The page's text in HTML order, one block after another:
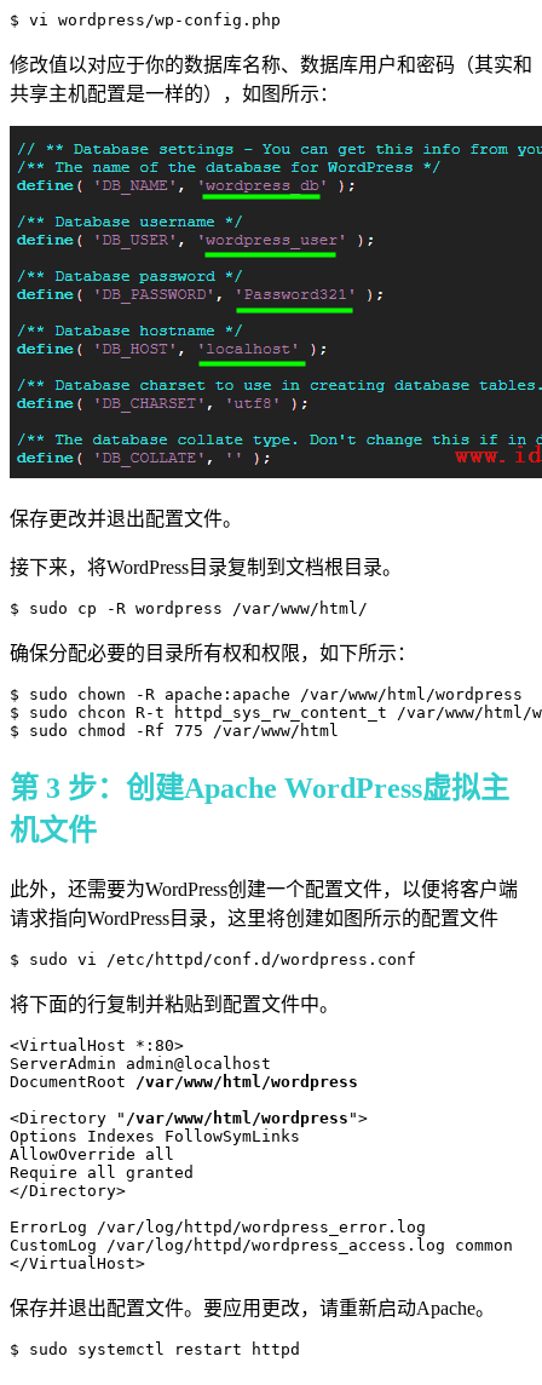
$ vi wordpress/wp-config.php
修改值以对应于你的数据库名称、数据库用户和密码（其实和
共享主机配置是一样的），如图所示：
保存更改并退出配置文件。
接下来，将WordPress目录复制到文档根目录。
确保分配必要的目录所有权和权限，如下所示：
$ sudo chown -R apache:apache /var/www/html/wordpress
$ sudo chcon R-t httpd_sys_rw_content_t /var/www/html/
第 3 步：创建Apache WordPress虚拟主
机文件
此外，还需要为WordPress创建一个配置文件，以便将客户端
请求指向WordPress目录，这里将创建如图所示的配置文件
将下面的行复制并粘贴到配置文件中。
<VirtualHost *:80>
ServerAdmin admin@localhost
DocumentRoot
/var/www/html/wordpress
<Directory " /var/www/html/wordpress ">
Options Indexes FollowSymLinks
AllowOverride all
Require all granted
</Directory>
ErrorLog /var/log/httpd/wordpress_error.log
CustomLog /var/log/httpd/wordpress_access.log common
</VirtualHost>
保存并退出配置文件。要应用更改，请重新启动Apache。
$ sudo systemctl restart httpd